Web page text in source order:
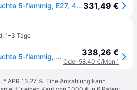
Lucide ILONA Pendelleuchte 5-flammig, E27, 45408/15/99, 331,49 €
, 1–3 Tage
Lucide ILONA Pendelleuchte 5-flammig, E27, 45408/15/99, 338,26 €
Oder 58,40 €/Mon.¹
APR 13,27 %. Eine Anzahlung kann